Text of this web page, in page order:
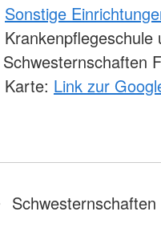
Sonstige
Krankenpflegeschule
Schwesternschaften
Karte: Link zur
Schwesternschaften